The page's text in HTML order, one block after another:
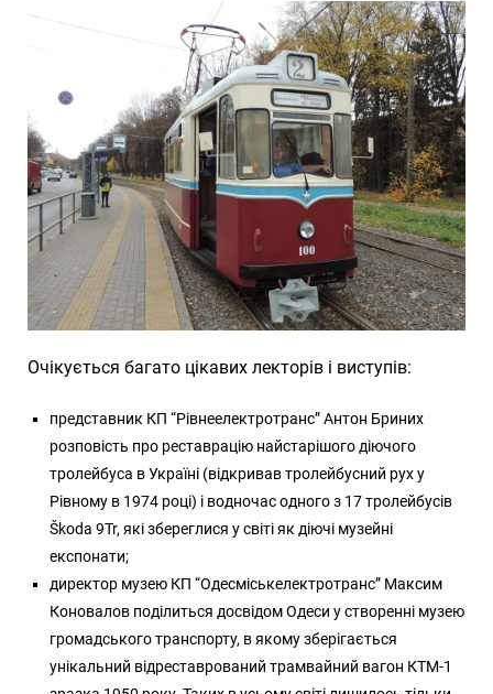
Очікується багато цікавих лекторів і виступів:
представник КП “Рівнеелектротранс” Антон Бриних
розповість про реставрацію найстарішого діючого
тролейбуса в Україні (відкривав тролейбусний рух у
Рівному в 1974 році) і водночас одного з 17 тролейбусів
Škoda 9Tr, які збереглися у світі як діючі музейні
експонати;
директор музею КП “Одесміськелектротранс” Максим
Коновалов поділиться досвідом Одеси у створенні музею
громадського транспорту, в якому зберігається
унікальний відреставрований трамвайний вагон КТМ-1